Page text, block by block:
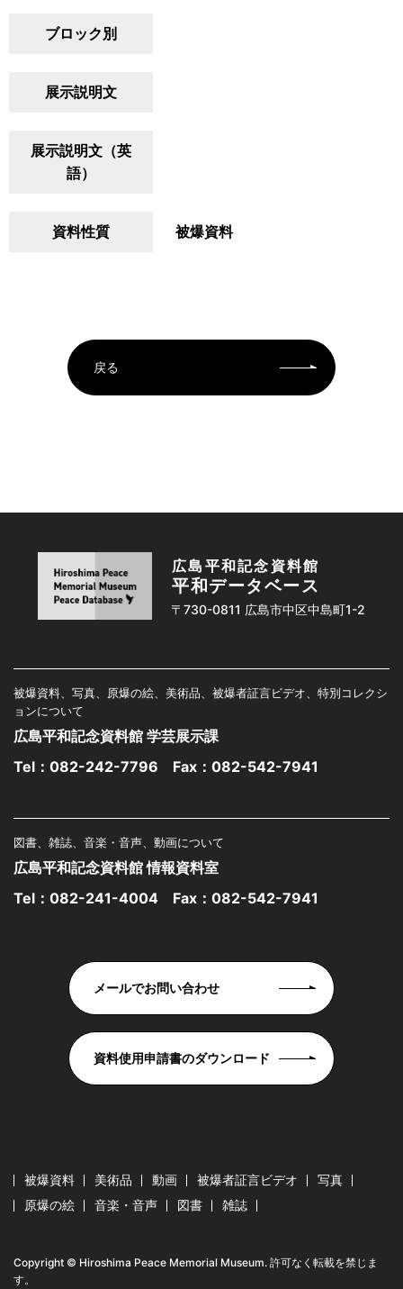
ブロック別
展示説明文
展示説明文（英
語）
資料性質 被爆資料
戻る
広島平和記念資料館
平和データベース
〒730-0811 広島市中区中島町1-2
被爆資料、写真、原爆の絵、美術品、被爆者証言ビデオ、特別コレクシ
ョンについて
広島平和記念資料館 学芸展示課
Tel： 082-242-7796 Fax：082-542-7941
図書、雑誌、音楽・音声、動画について
広島平和記念資料館 情報資料室
Tel： 082-241-4004 Fax：082-542-7941
メールでお問い合わせ
資料使用申請書のダウンロード
被爆資料 美術品 動画 被爆者証言ビデオ
写真
原爆の絵
音楽・音声 図書 雑誌
Copyright © Hiroshima Peace Memorial Museum. 許可なく転載を禁じま
す。